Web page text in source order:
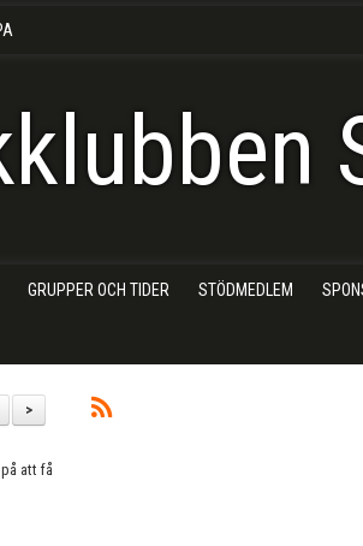
GRUPPER OCH TIDER STÖDMEDLEM
>
att få